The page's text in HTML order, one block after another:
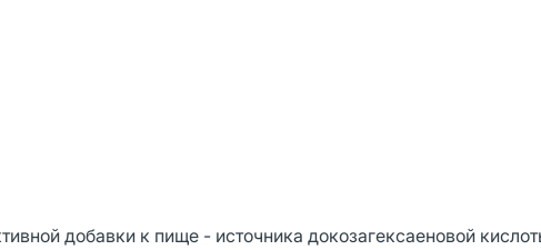
добавки к пище - источника докозагексаеновой